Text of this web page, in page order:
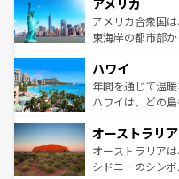
ンツ一覧を参照し
の建物がそのま
博物館もあり、
ことができる。
ば市内交通費無料で
着のスイス情報は
アメリカ
アメリカ合衆国
東海岸の都市部
のような巨大都
ンメントが詰ま
西部には大自然
部のニューオー
文化が魅力。旅
しみながら、そ
ハワイ
年間を通じて温
ハワイは、どの
ワイ島は見逃せ
島だが、静かな
おすすめ。エメ
オーストラリア
オーストラリア
シドニーのシン